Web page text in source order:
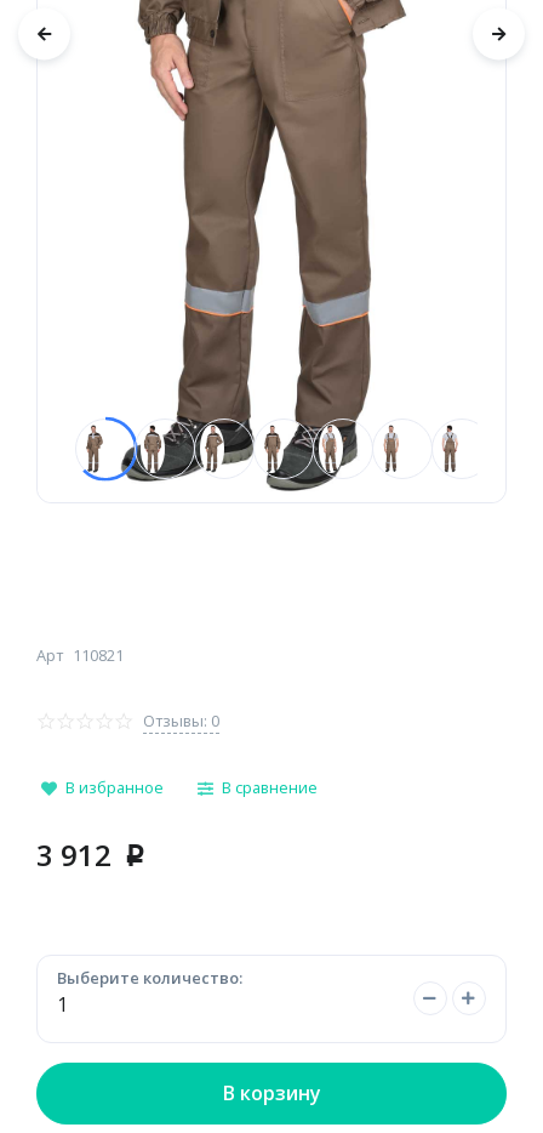
Арт 110821
Отзывы: 0
В избранное В сравнение
3 912 p
Выберите количество:
В корзину